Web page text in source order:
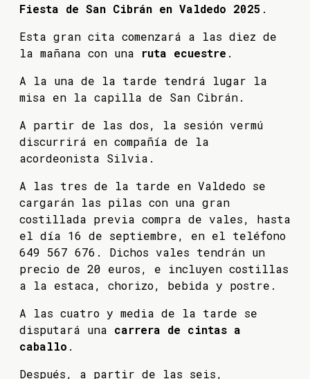
Fiesta de San Cibrán en Valdedo 2025 .
Esta gran cita comenzará a las diez de
la mañana con una ruta ecuestre .
A la una de la tarde tendrá lugar la
misa en la capilla de San Cibrán.
A partir de las dos, la sesión vermú
discurrirá en compañía de la
acordeonista Silvia.
A las tres de la tarde en Valdedo se
cargarán las pilas con una gran
costillada previa compra de vales, hasta
el día 16 de septiembre, en el teléfono
649 567 676. Dichos vales tendrán un
precio de 20 euros, e incluyen costillas
a la estaca, chorizo, bebida y postre.
A las cuatro y media de la tarde se
disputará una carrera de cintas a
caballo .
Después, a partir de las seis,